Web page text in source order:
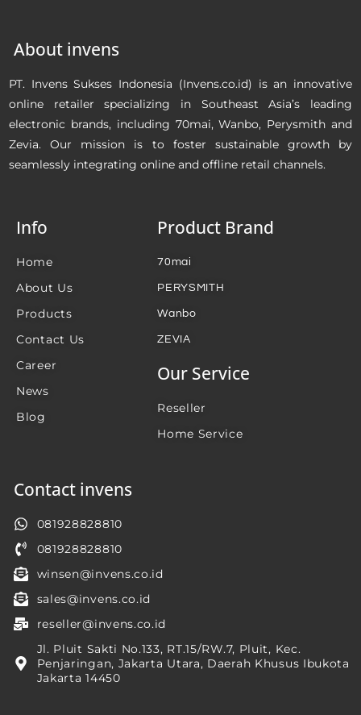
About invens
PT. Invens Sukses Indonesia (Invens.co.id) is an innovative
online retailer specializing in Southeast Asia’s leading
electronic brands, including 70mai, Wanbo, Perysmith and
Zevia. Our mission is to foster sustainable growth by
seamlessly integrating online and offline retail channels.
Info
Home
About Us
Products
Contact Us
Career
News
Blog
Product Brand
70mai
PERYSMITH
Wanbo
ZEVIA
Our Service
Reseller
Home Service
Contact invens
081928828810
081928828810
winsen@invens.co.id
sales@invens.co.id
reseller@invens.co.id
Jl. Pluit Sakti No.133, RT.15/RW.7, Pluit, Kec.
Penjaringan, Jakarta Utara, Daerah Khusus Ibukota
Jakarta 14450